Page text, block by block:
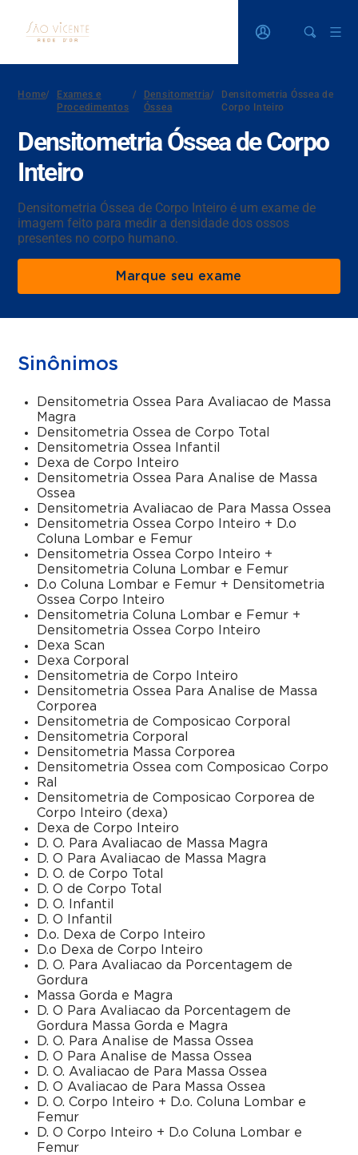
Home/
Exames e
Procedimentos
/
Densitometria
Óssea
/
Densitometria Óssea de
Corpo Inteiro
Densitometria Óssea de Corpo
Inteiro
Densitometria Óssea de Corpo Inteiro é um exame de
imagem feito para medir a densidade dos ossos
presentes no corpo humano.
Marque seu exame
Sinônimos
Densitometria Ossea Para Avaliacao de Massa
Magra
Densitometria Ossea de Corpo Total
Densitometria Ossea Infantil
Dexa de Corpo Inteiro
Densitometria Ossea Para Analise de Massa
Ossea
Densitometria Avaliacao de Para Massa Ossea
Densitometria Ossea Corpo Inteiro + D.o
Coluna Lombar e Femur
Densitometria Ossea Corpo Inteiro +
Densitometria Coluna Lombar e Femur
D.o Coluna Lombar e Femur + Densitometria
Ossea Corpo Inteiro
Densitometria Coluna Lombar e Femur +
Densitometria Ossea Corpo Inteiro
Dexa Scan
Dexa Corporal
Densitometria de Corpo Inteiro
Densitometria Ossea Para Analise de Massa
Corporea
Densitometria de Composicao Corporal
Densitometria Corporal
Densitometria Massa Corporea
Densitometria Ossea com Composicao Corpo
Ral
Densitometria de Composicao Corporea de
Corpo Inteiro (dexa)
Dexa de Corpo Inteiro
D. O. Para Avaliacao de Massa Magra
D. O Para Avaliacao de Massa Magra
D. O. de Corpo Total
D. O de Corpo Total
D. O. Infantil
D. O Infantil
D.o. Dexa de Corpo Inteiro
D.o Dexa de Corpo Inteiro
D. O. Para Avaliacao da Porcentagem de
Gordura
Massa Gorda e Magra
D. O Para Avaliacao da Porcentagem de
Gordura Massa Gorda e Magra
D. O. Para Analise de Massa Ossea
D. O Para Analise de Massa Ossea
D. O. Avaliacao de Para Massa Ossea
D. O Avaliacao de Para Massa Ossea
D. O. Corpo Inteiro + D.o. Coluna Lombar e
Femur
D. O Corpo Inteiro + D.o Coluna Lombar e
Femur